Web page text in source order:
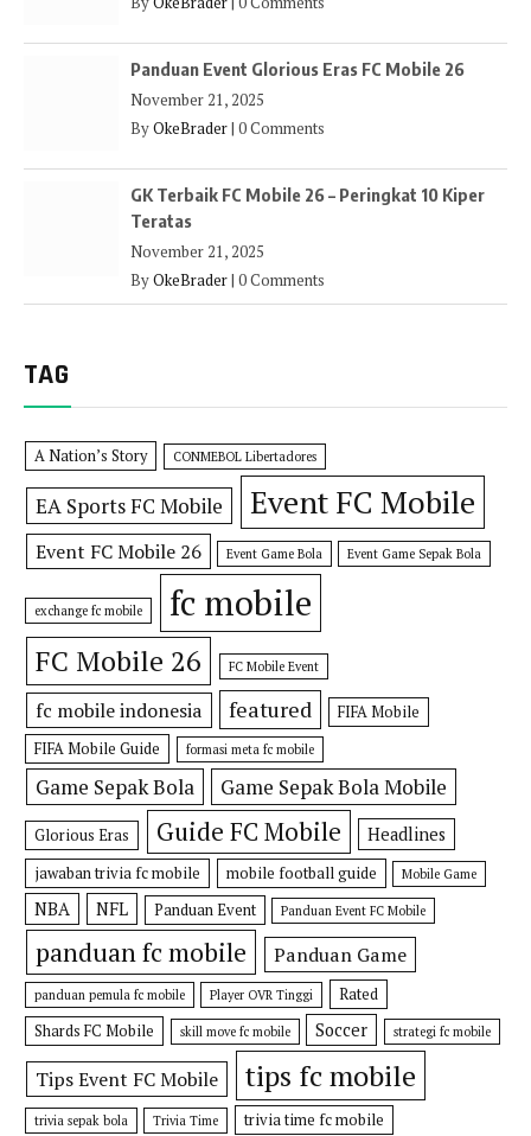
Panduan Event Glorious Eras FC Mobile 26
November 21, 2025
ByOkeBrader| 0 Comments
GK Terbaik FC Mobile 26 – Peringkat 10 Kiper
Teratas
November 21, 2025
ByOkeBrader| 0 Comments
TAG
A Nation’s Story CONMEBOL Libertadores
EA Sports FC Mobile Event FC Mobile
Event FC Mobile 26 Event Game Bola Event Game Sepak Bola
exchange fc mobile fc mobile
FC Mobile 26 FC Mobile Event
fc mobile indonesia featured
FIFA Mobile
FIFA Mobile Guide
formasi meta fc mobile
Game Sepak Bola Game Sepak Bola Mobile
Glorious Eras Guide FC Mobile Headlines
jawaban trivia fc mobile mobile football guide Mobile Game
NBA NFL Panduan Event Panduan Event FC Mobile
panduan fc mobile Panduan Game
panduan pemula fc mobile Player OVR Tinggi
Rated
Shards FC Mobile
skill move fc mobile Soccer strategi fc mobile
Tips Event FC Mobile tips fc mobile
trivia sepak bola Trivia Time
trivia time fc mobile